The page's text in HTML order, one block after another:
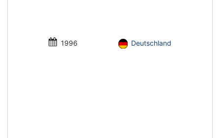
1996 Deutschland